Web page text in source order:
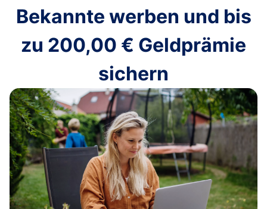
Bekannte werben und bis
zu 200,00 € Geldprämie
sichern